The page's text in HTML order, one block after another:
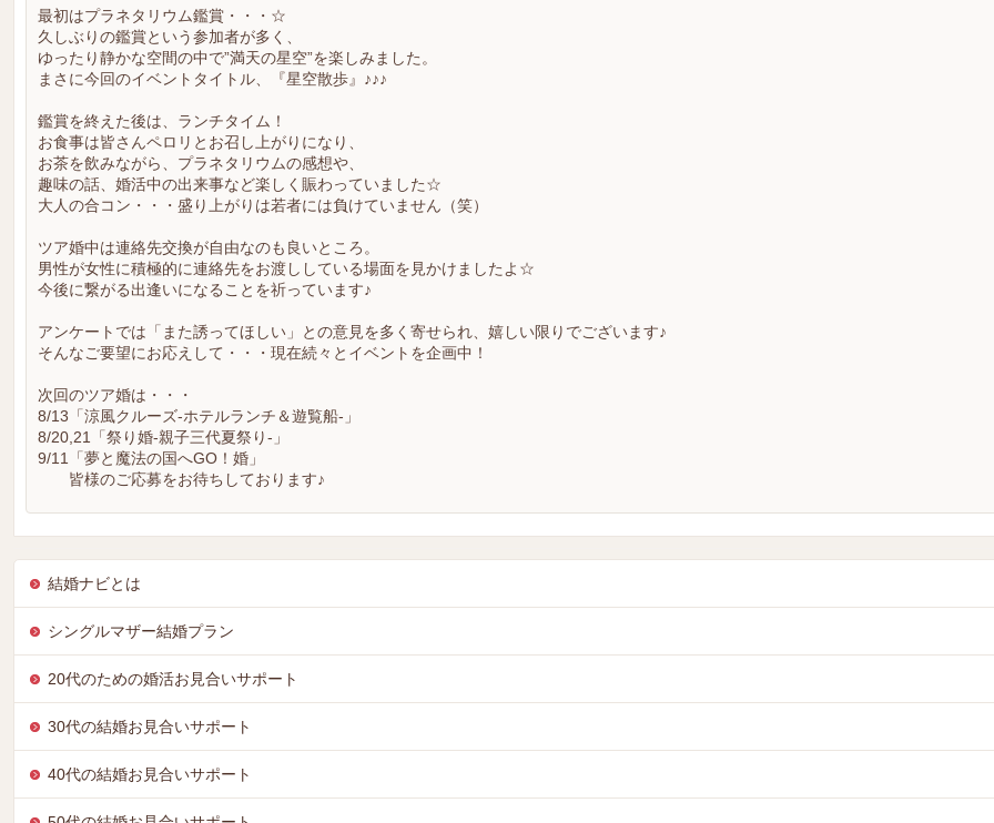
最初はプラネタリウム鑑賞・・・☆
久しぶりの鑑賞という参加者が多く、
ゆったり静かな空間の中で”満天の星空”を楽しみました。
まさに今回のイベントタイトル、『星空散歩』♪♪♪
鑑賞を終えた後は、ランチタイム！
お食事は皆さんペロリとお召し上がりになり、
お茶を飲みながら、プラネタリウムの感想や、
趣味の話、婚活中の出来事など楽しく賑わっていました☆
大人の合コン・・・盛り上がりは若者には負けていません（笑）
ツア婚中は連絡先交換が自由なのも良いところ。
男性が女性に積極的に連絡先をお渡ししている場面を見かけましたよ☆
今後に繋がる出逢いになることを祈っています♪
アンケートでは「また誘ってほしい」との意見を多く寄せられ、嬉しい限りでございます♪
そんなご要望にお応えして・・・現在続々とイベントを企画中！
次回のツア婚は・・・
8/13「涼風クルーズ-ホテルランチ＆遊覧船-」
8/20,21「祭り婚-親子三代夏祭り-」
9/11「夢と魔法の国へGO！婚」
皆様のご応募をお待ちしております♪
結婚ナビとは
シングルマザー結婚プラン
20代のための婚活お見合いサポート
30代の結婚お見合いサポート
40代の結婚お見合いサポート